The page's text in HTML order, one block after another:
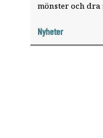
mönster och
någon borstar
Nyheter